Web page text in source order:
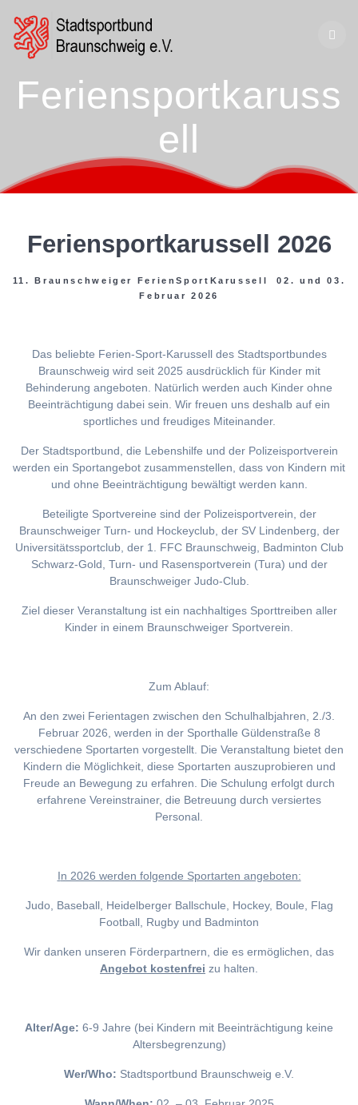
Feriensportkaruss
ell
Feriensportkarussell 2026
11. Braunschweiger FerienSportKarussell 02. und 03.
Februar 2026
Das beliebte Ferien-Sport-Karussell des Stadtsportbundes
Braunschweig wird seit 2025 ausdrücklich für Kinder mit
Behinderung angeboten. Natürlich werden auch Kinder ohne
Beeinträchtigung dabei sein. Wir freuen uns deshalb auf ein
sportliches und freudiges Miteinander.
Der Stadtsportbund, die Lebenshilfe und der Polizeisportverein
werden ein Sportangebot zusammenstellen, dass von Kindern mit
und ohne Beeinträchtigung bewältigt werden kann.
Beteiligte Sportvereine sind der Polizeisportverein, der
Braunschweiger Turn- und Hockeyclub, der SV Lindenberg, der
Universitätssportclub, der 1. FFC Braunschweig, Badminton Club
Schwarz-Gold, Turn- und Rasensportverein (Tura) und der
Braunschweiger Judo-Club.
Ziel dieser Veranstaltung ist ein nachhaltiges Sporttreiben aller
Kinder in einem Braunschweiger Sportverein.
Zum Ablauf:
An den zwei Ferientagen zwischen den Schulhalbjahren, 2./3.
Februar 2026, werden in der Sporthalle Güldenstraße 8
verschiedene Sportarten vorgestellt. Die Veranstaltung bietet den
Kindern die Möglichkeit, diese Sportarten auszuprobieren und
Freude an Bewegung zu erfahren. Die Schulung erfolgt durch
erfahrene Vereinstrainer, die Betreuung durch versiertes
Personal.
In 2026 werden folgende Sportarten angeboten:
Judo, Baseball, Heidelberger Ballschule, Hockey, Boule, Flag
Football, Rugby und Badminton
Wir danken unseren Förderpartnern, die es ermöglichen, das
Angebot kostenfrei zu halten.
Alter/Age: 6-9 Jahre (bei Kindern mit Beeinträchtigung keine
Altersbegrenzung)
Wer/Who: Stadtsportbund Braunschweig e.V.